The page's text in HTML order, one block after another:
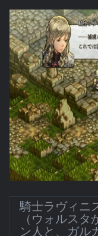
騎士ラヴィニ
（ウォルス
ン人と、ガル